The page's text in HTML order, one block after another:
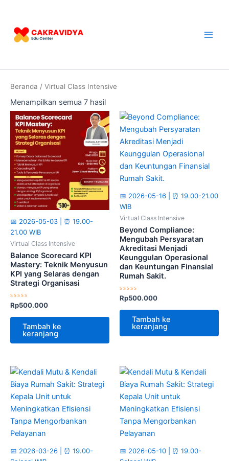
konten
Beranda / Virtual Class Intensive
Menampilkan semua 7 hasil
📅 2026-05-03 | ⏰ 19.00-
21.00 WIB
Virtual Class Intensive
Balance Scorecard KPI
Mastery: Teknik Menyusun
KPI yang Selaras dengan
Strategi Organisasi
Dinilai
dari
Rp500.000
Tambah ke
keranjang
📅 2026-05-16 | ⏰ 19.00-21.00
WIB
Virtual Class Intensive
Beyond Compliance:
Mengubah Persyaratan
Akreditasi Menjadi
Keunggulan Operasional
dan Keuntungan Finansial
Rumah Sakit.
Dinilai
dari
Rp500.000
Tambah ke
keranjang
📅 2026-03-26 | ⏰ 19.00-
📅 2026-05-10 | ⏰ 19.00-